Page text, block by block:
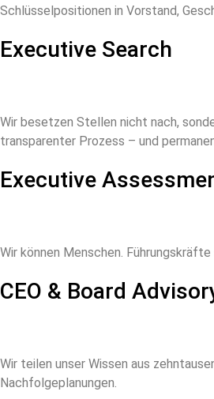
Schlüsselpositionen in Vorstand,
Executive Search
Wir besetzen Stellen nicht nach,
transparenter Prozess – und
Executive
Wir können Menschen.
CEO & Board
Wir teilen unser Wissen aus
Nachfolgeplanungen.